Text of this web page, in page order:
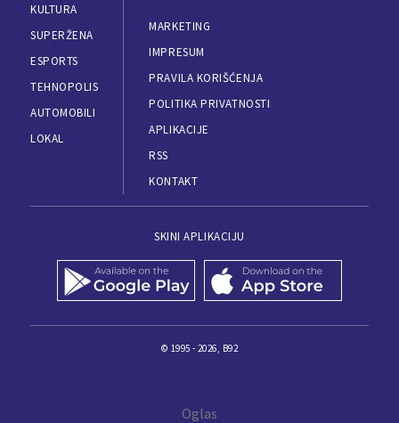
KULTURA
SUPERŽENA
ESPORTS
TEHNOPOLIS
AUTOMOBILI
LOKAL
MARKETING
IMPRESUM
PRAVILA KORIŠĆENJA
POLITIKA PRIVATNOSTI
APLIKACIJE
RSS
KONTAKT
SKINI APLIKACIJU
© 1995 - 2026, B92